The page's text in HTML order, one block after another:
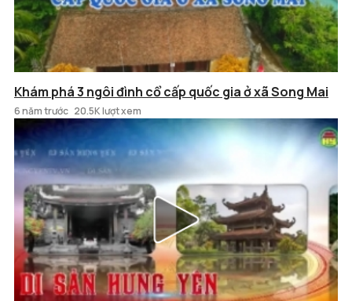
Khám phá 3 ngôi đình cổ cấp quốc gia ở xã Song Mai
6 năm trước 20.5K lượt xem